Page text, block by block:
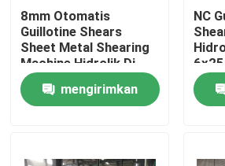
Rumah
Produk
8mm Otomatis
Guillotine Shears
Sheet Metal Shearing
Machine Hidrolik Di
Turki
mengirimkan
NC